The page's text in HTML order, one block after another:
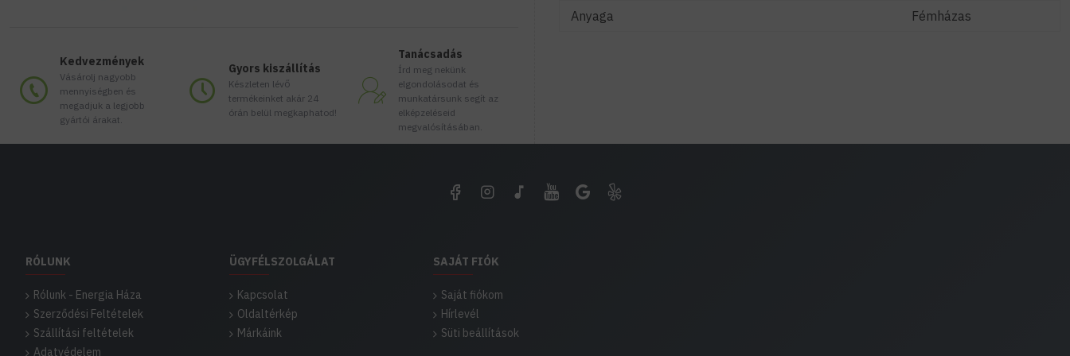
Kedvezmények
Vásárolj nagyobb
mennyiségben és
megadjuk a legjobb
gyártói árakat.
Gyors kiszállítás
Készleten lévő
termékeinket akár 24
órán belül megkaphatod!
Tanácsadás
Írd meg nekünk
elgondolásodat és
munkatársunk segít az
elképzeléseid
megvalósításában.
Anyaga Fémházas
RÓLUNK
Rólunk - Energia Háza
Szerződési Feltételek
Szállítási feltételek
Adatvédelem
ÜGYFÉLSZOLGÁLAT
Kapcsolat
Oldaltérkép
Márkáink
SAJÁT FIÓK
Saját fiókom
Hírlevél
Süti beállítások